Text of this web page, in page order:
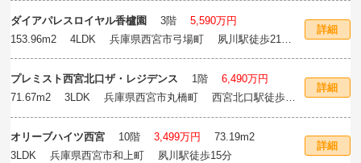
ダイアパレスロイヤル香櫨園 3階5,590万円
153.96m2 4LDK 兵庫県西宮市弓場町 夙川駅徒歩21
分
詳細
プレミスト西宮北口ザ・レジデンス 1階6,490万円
71.67m2 3LDK 兵庫県西宮市丸橋町 西宮北口駅徒歩10
分
詳細
オリーブハイツ西宮 10階3,499万円 73.19m2
3LDK 兵庫県西宮市和上町 夙川駅徒歩15分
詳細